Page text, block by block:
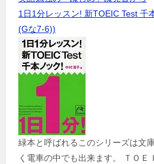
1日1分レッスン! 新TOEIC Test 千
(Gな7-6))
緑本と呼ばれるこのシリーズは文
く電車の中でも出来ます。 ＴＯＥ